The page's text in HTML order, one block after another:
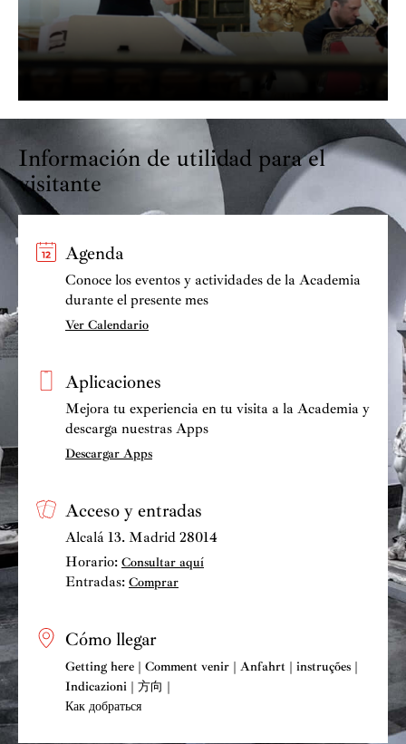
Davis, López Cobos, Corboz, Rilling…y figura en
grabaciones de los sellos Doblón, Naxos, Decca o
Deutsche Grammophon.
colaborando activamente con un gran número de
Actualmente es director del Coro Valdeluz.
Información de utilidad para el
visitante
Agenda
Conoce los eventos y actividades de la Academia
durante el presente mes
Ver Calendario
Aplicaciones
Mejora tu experiencia en tu visita a la Academia y
descarga nuestras Apps
Descargar Apps
Acceso y entradas
Alcalá 13. Madrid 28014
Horario: Consultar aquí
Entradas: Comprar
Cómo llegar
Getting here | Comment venir | Anfahrt | instruções |
Indicazioni | 方向 |
Как добраться